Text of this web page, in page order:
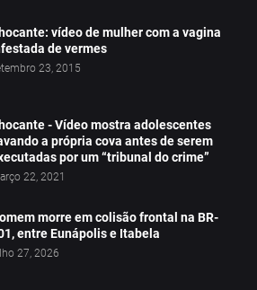
vídeo de mulher com a vagina
de vermes
23, 2015
- Vídeo mostra adolescentes
a própria cova antes de serem
por um “tribunal do crime”
22, 2021
morre em colisão frontal na BR-
entre Eunápolis e Itabela
27, 2026